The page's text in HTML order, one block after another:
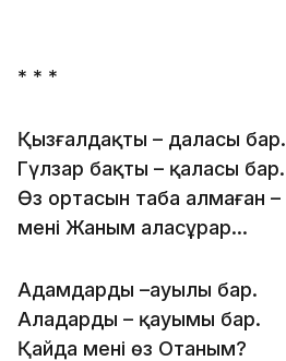
* * *
Қызғалдақтың – даласы бар.
Гүлзар бақтың – қаласы бар.
Өз ортасын таба алмаған –
менің Жаным аласұрар…
Адамдардың –ауылы бар.
Алаңдардың – қауымы бар.
Қайда менің өз Отаным?